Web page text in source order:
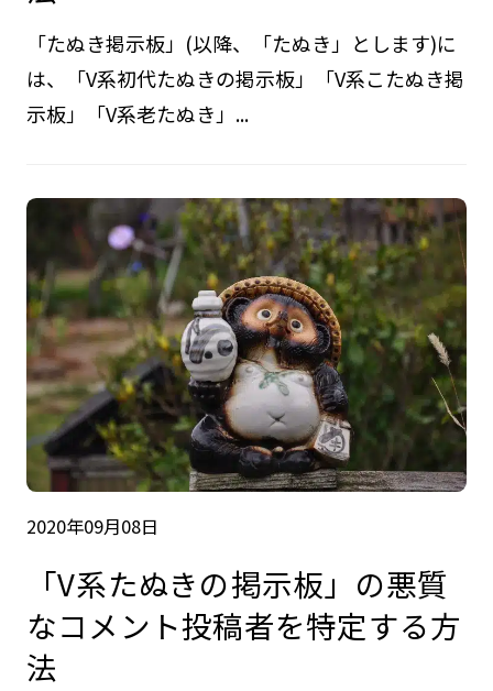
「たぬき掲示板」(以降、「たぬき」とします)に
は、「V系初代たぬきの掲示板」「V系こたぬき掲
示板」「V系老たぬき」...
2020年09月08日
「V系たぬきの掲示板」の悪質
なコメント投稿者を特定する方
法